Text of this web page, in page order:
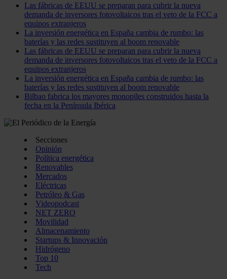
Las fábricas de EEUU se preparan para cubrir la nueva
demanda de inversores fotovoltaicos tras el veto de la FCC a
equipos extranjeros
La inversión energética en España cambia de rumbo: las
baterías y las redes sustituyen al boom renovable
Las fábricas de EEUU se preparan para cubrir la nueva
demanda de inversores fotovoltaicos tras el veto de la FCC a
equipos extranjeros
La inversión energética en España cambia de rumbo: las
baterías y las redes sustituyen al boom renovable
Bilbao fabrica los mayores monopiles construidos hasta la
fecha en la Península Ibérica
Secciones
Opinión
Política energética
Renovables
Mercados
Eléctricas
Petróleo & Gas
Videopodcast
NET ZERO
Movilidad
Almacenamiento
Startups & Innovación
Hidrógeno
Top 10
Tech